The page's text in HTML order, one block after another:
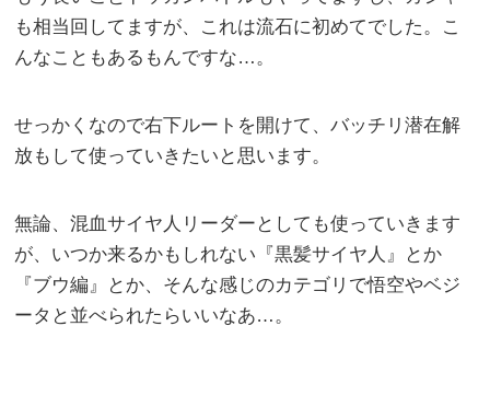
も相当回してますが、これは流石に初めてでした。こ
んなこともあるもんですな…。
せっかくなので右下ルートを開けて、バッチリ潜在解
放もして使っていきたいと思います。
無論、混血サイヤ人リーダーとしても使っていきます
が、いつか来るかもしれない『黒髪サイヤ人』とか
『ブウ編』とか、そんな感じのカテゴリで悟空やベジ
ータと並べられたらいいなあ…。